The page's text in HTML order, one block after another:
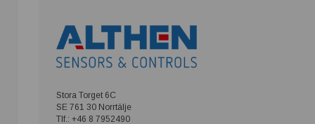
Stora Torget 6C
SE 761 30 Norrtälje
Tlf.: +46 8 7952490